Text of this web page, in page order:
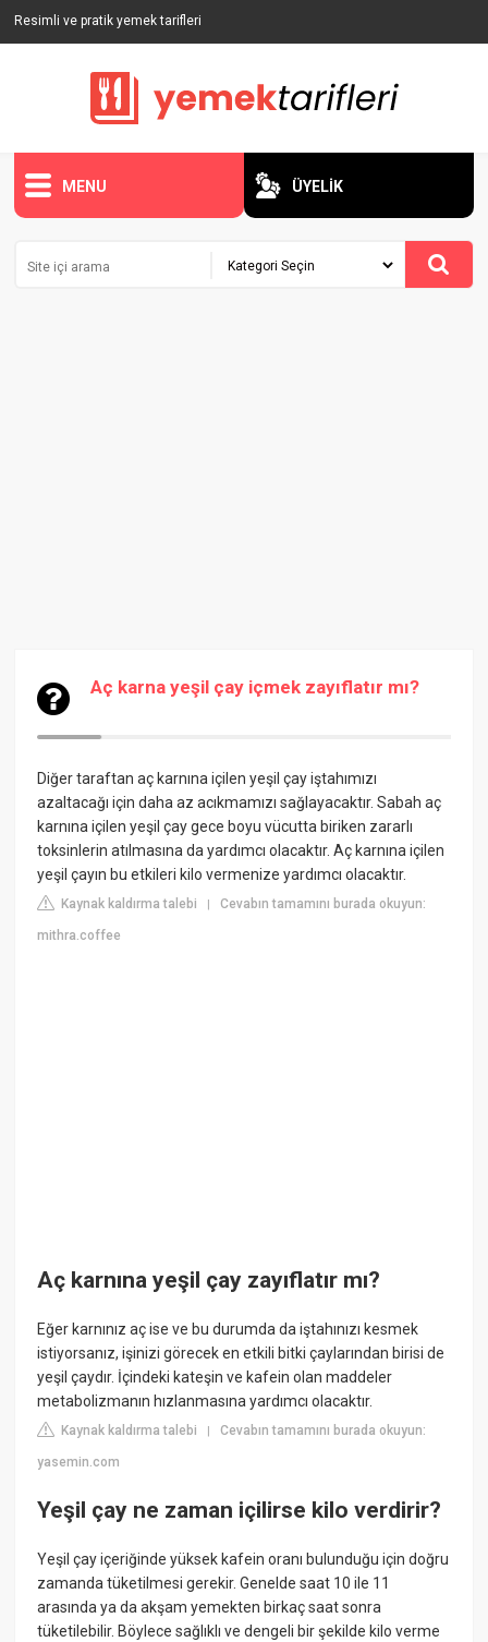
Resimli ve pratik yemek tarifleri
MENU ÜYELİK
Aç karna yeşil çay içmek zayıflatır mı?
Diğer taraftan aç karnına içilen yeşil çay iştahımızı
azaltacağı için daha az acıkmamızı sağlayacaktır. Sabah aç
karnına içilen yeşil çay gece boyu vücutta biriken zararlı
toksinlerin atılmasına da yardımcı olacaktır. Aç karnına içilen
yeşil çayın bu etkileri kilo vermenize yardımcı olacaktır.
Kaynak kaldırma talebi |Cevabın tamamını burada okuyun:
mithra.coffee
Aç karnına yeşil çay zayıflatır mı?
Eğer karnınız aç ise ve bu durumda da iştahınızı kesmek
istiyorsanız, işinizi görecek en etkili bitki çaylarından birisi de
yeşil çaydır. İçindeki kateşin ve kafein olan maddeler
metabolizmanın hızlanmasına yardımcı olacaktır.
Kaynak kaldırma talebi |Cevabın tamamını burada okuyun:
yasemin.com
Yeşil çay ne zaman içilirse kilo verdirir?
Yeşil çay içeriğinde yüksek kafein oranı bulunduğu için doğru
zamanda tüketilmesi gerekir. Genelde saat 10 ile 11
arasında ya da akşam yemekten birkaç saat sonra
tüketilebilir. Böylece sağlıklı ve dengeli bir şekilde kilo verme